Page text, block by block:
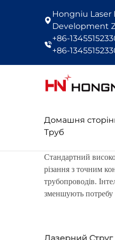
Hongniu Laser
Development
+86-
+86-
Домашня
Труб
Стандартний
різання з точним
трубопроводів.
зменшують потребу